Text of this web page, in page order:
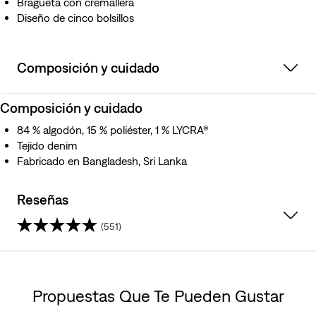
Diseño de cinco bolsillos
Composición y cuidado
Composición y cuidado
84 % algodón, 15 % poliéster, 1 % LYCRA®
Tejido denim
Fabricado en Bangladesh, Sri Lanka
Reseñas
(551)
Propuestas Que Te Pueden Gustar